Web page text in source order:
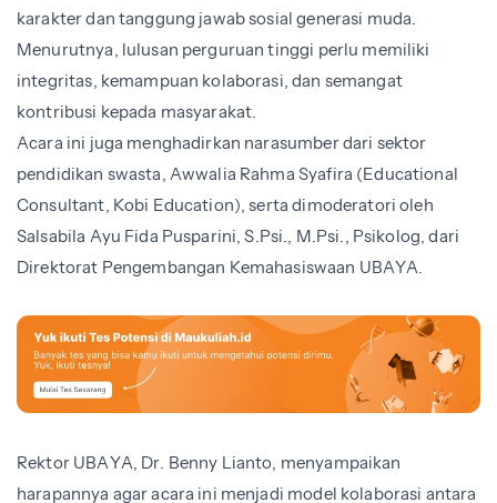
karakter dan tanggung jawab sosial generasi muda.
Menurutnya, lulusan perguruan tinggi perlu memiliki
integritas, kemampuan kolaborasi, dan semangat
kontribusi kepada masyarakat.
Acara ini juga menghadirkan narasumber dari sektor
pendidikan swasta, Awwalia Rahma Syafira (Educational
Consultant, Kobi Education), serta dimoderatori oleh
Salsabila Ayu Fida Pusparini, S.Psi., M.Psi., Psikolog, dari
Direktorat Pengembangan Kemahasiswaan UBAYA.
Rektor UBAYA, Dr. Benny Lianto, menyampaikan
harapannya agar acara ini menjadi model kolaborasi antara